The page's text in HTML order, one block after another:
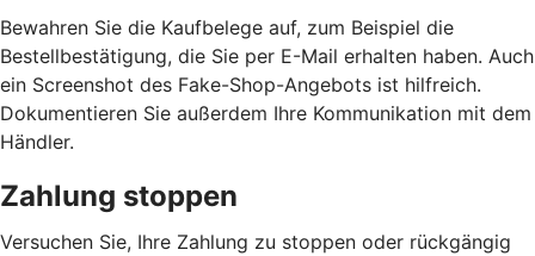
Bewahren Sie die Kaufbelege auf, zum Beispiel die
Bestellbestätigung, die Sie per E-Mail erhalten haben. Auch
ein Screenshot des Fake-Shop-Angebots ist hilfreich.
Dokumentieren Sie außerdem Ihre Kommunikation mit dem
Händler.
Zahlung stoppen
Versuchen Sie, Ihre Zahlung zu stoppen oder rückgängig